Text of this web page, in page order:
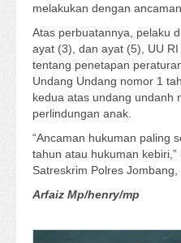
melakukan dengan
Atas perbuatannya, pelaku
ayat (3), dan ayat (5), UU
tentang penetapan
Undang Undang nomor 1
kedua atas undang undanh
perlindungan anak.
“Ancaman hukuman paling
tahun atau hukuman kebiri,”
Satreskrim Polres
Arfaiz Mp/henry/mp